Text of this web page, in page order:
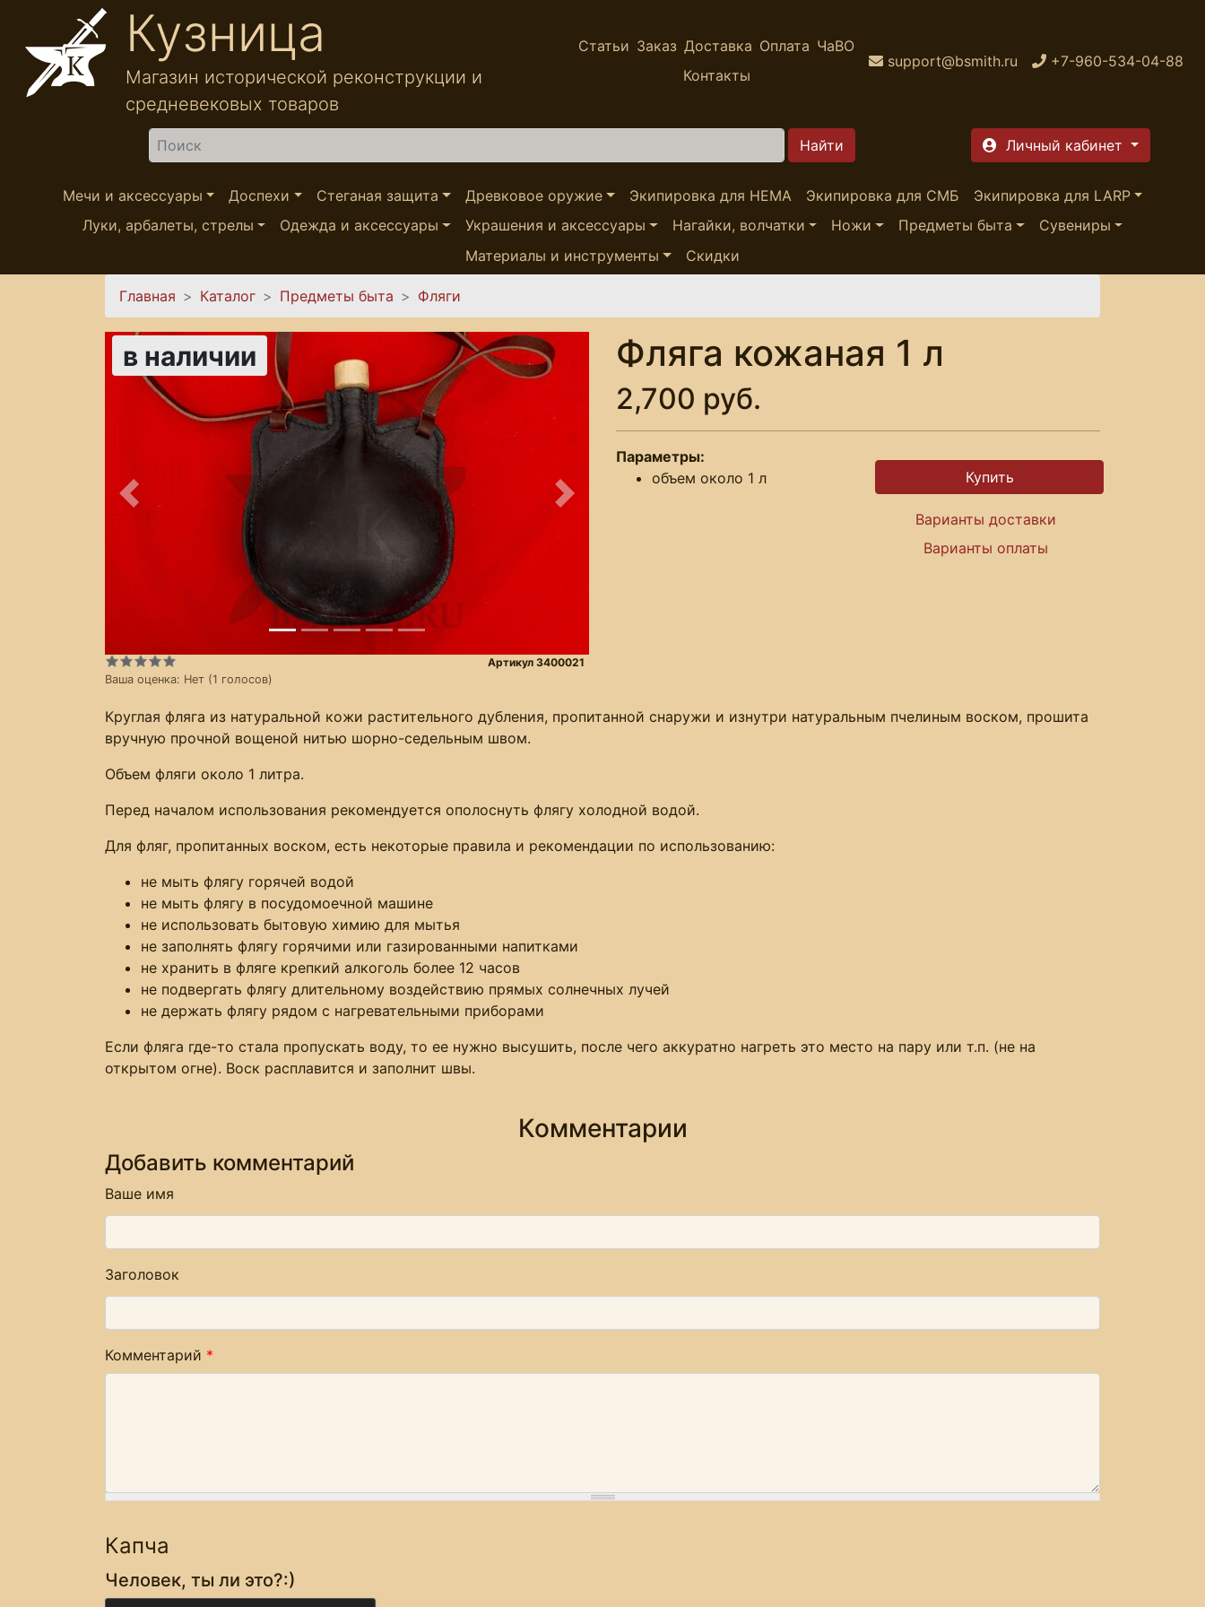
Перейти к основному содержанию
Кузница
Магазин исторической реконструкции и
средневековых товаров
Статьи Заказ Доставка Оплата ЧаВО
Контакты
support@bsmith.ru +7-960-534-04-88
Найти Личный кабинет
Мечи и аксессуары Доспехи Стеганая защита Древковое оружие Экипировка для HEMA Экипировка для СМБ
Экипировка для LARP
Луки, арбалеты, стрелы
Одежда и аксессуары Украшения и аксессуары Нагайки, волчатки Ножи Предметы быта
Сувениры
Материалы и инструменты
Скидки
Вы здесь
Главная Каталог Предметы быта Фляги
в наличии
Предыдущее Следующее
Ваша оценка: Нет (1 голосов)
Артикул 3400021
Фляга кожаная 1 л
2,700 руб.
Параметры:
объем около 1 л
Варианты доставки
Варианты оплаты
Круглая фляга из натуральной кожи растительного дубления, пропитанной снаружи и изнутри натуральным пчелиным воском, прошита
вручную прочной вощеной нитью шорно-седельным швом.
Объем фляги около 1 литра.
Перед началом использования рекомендуется ополоснуть флягу холодной водой.
Для фляг, пропитанных воском, есть некоторые правила и рекомендации по использованию:
не мыть флягу горячей водой
не мыть флягу в посудомоечной машине
не использовать бытовую химию для мытья
не заполнять флягу горячими или газированными напитками
не хранить в фляге крепкий алкоголь более 12 часов
не подвергать флягу длительному воздействию прямых солнечных лучей
не держать флягу рядом с нагревательными приборами
Если фляга где-то стала пропускать воду, то ее нужно высушить, после чего аккуратно нагреть это место на пару или т.п. (не на
открытом огне). Воск расплавится и заполнит швы.
Комментарии
Добавить комментарий
Ваше имя
Заголовок
Комментарий *
Капча
Человек, ты ли это?:)